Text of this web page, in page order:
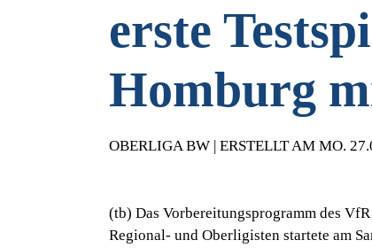
erste
Homburg
OBERLIGA BW | ERSTELLT AM MO.
(tb) Das Vorbereitungsprogramm des
Regional- und Oberligisten startete am